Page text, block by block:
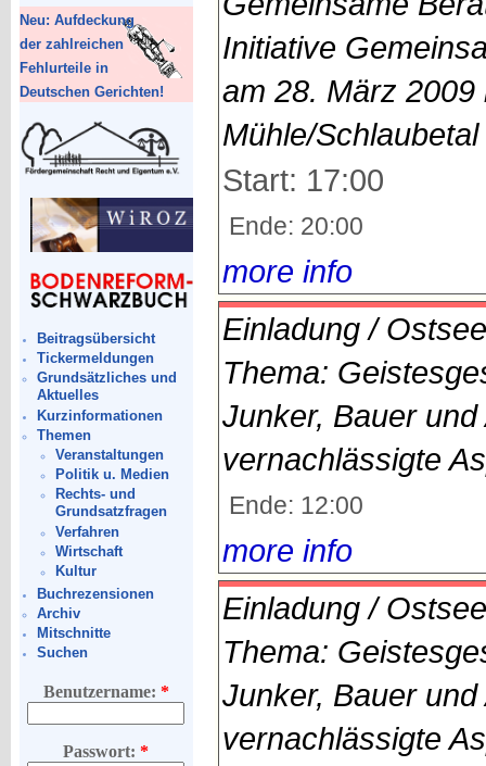
Neu: Aufdeckung
der zahlreichen
Fehlurteile in
Deutschen Gerichten!
Beitragsübersicht
Tickermeldungen
Grundsätzliches und
Aktuelles
Kurzinformationen
Themen
Veranstaltungen
Politik u. Medien
Rechts- und
Grundsatzfragen
Verfahren
Wirtschaft
Kultur
Buchrezensionen
Archiv
Mitschnitte
Suchen
Benutzername: *
Passwort:*
Initiative
am 28. März
Mühle/Schlaubetal
Start: 17:00
Ende: 20:00
more info
Einladung /
Thema:
Junker, Bauer
vernachlässigte
Ende: 12:00
more info
Einladung /
Thema:
Junker, Bauer
vernachlässigte